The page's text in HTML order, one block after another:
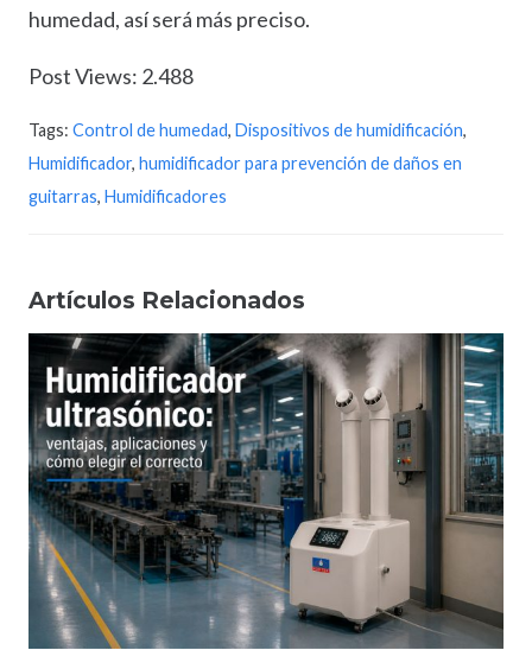
humedad, así será más preciso.
Post Views: 2.488
Tags: Control de humedad, Dispositivos de humidificación,
Humidificador, humidificador para prevención de daños en
guitarras, Humidificadores
Artículos Relacionados